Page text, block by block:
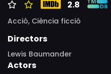
2.8
Acció, Ciència ficció
Directors
Lewis Baumander
Actors